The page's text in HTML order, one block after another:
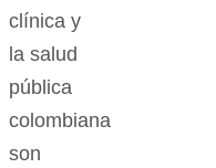
clínica y
la salud
pública
colombiana
son